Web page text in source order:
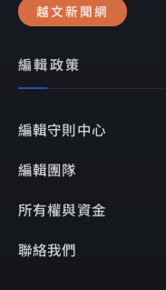
越文新聞網
編輯政策
編輯守則中心
編輯團隊
所有權與資金
聯絡我們